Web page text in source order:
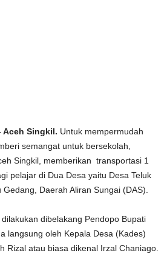
Aceh Singkil. Untuk mempermudah
semangat untuk bersekolah,
Singkil, memberikan transportasi 1
pelajar di Dua Desa yaitu Desa Teluk
Daerah Aliran Sungai (DAS).
dibelakang Pendopo Bupati
langsung oleh Kepala Desa (Kades)
Rizal atau biasa dikenal Irzal Chaniago.